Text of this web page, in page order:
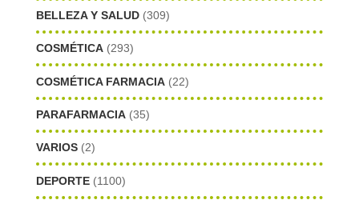
BELLEZA Y SALUD (309)
COSMÉTICA (293)
COSMÉTICA FARMACIA (22)
PARAFARMACIA (35)
VARIOS (2)
DEPORTE (1100)